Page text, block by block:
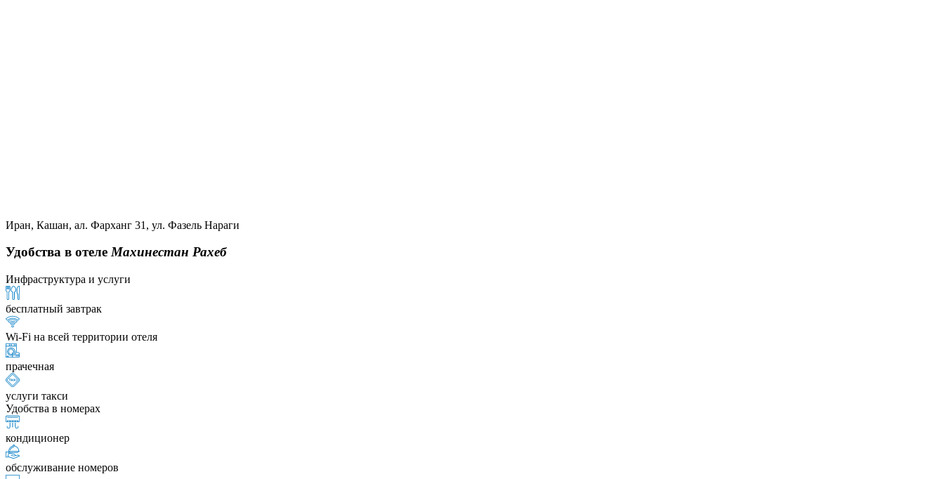
Иран, Кашан, ал. Фарханг 31, ул. Фазель Нараги
Удобства в отелеМахинестан Рахеб
Инфраструктура и услуги
бесплатный завтрак
Wi-Fi на всей территории отеля
прачечная
услуги такси
Удобства в номерах
кондиционер
обслуживание номеров